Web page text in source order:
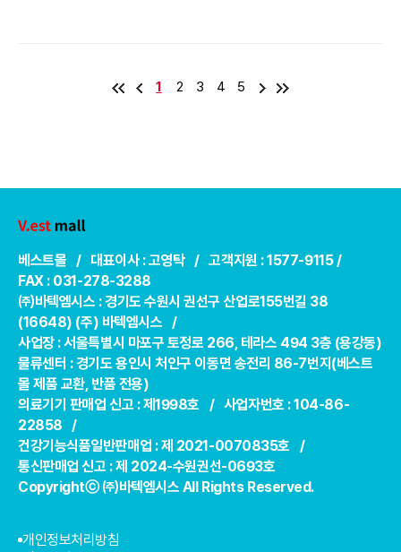
1 2 3 4 5
베스트몰 / 대표이사 : 고영탁 / 고객지원 : 1577-9115 /
FAX : 031-278-3288
㈜바텍엠시스 : 경기도 수원시 권선구 산업로155번길 38
(16648) (주) 바텍엠시스 /
사업장 : 서울특별시 마포구 토정로 266, 테라스 494 3층 (용강동)
물류센터 : 경기도 용인시 처인구 이동면 송전리 86-7번지(베스트
몰 제품 교환, 반품 전용)
의료기기 판매업 신고 : 제1998호 / 사업자번호 : 104-86-
22858 /
건강기능식품일반판매업 : 제 2021-0070835호 /
통신판매업 신고 : 제 2024-수원권선-0693호
Copyrightⓒ ㈜바텍엠시스 All Rights Reserved.
개인정보처리방침